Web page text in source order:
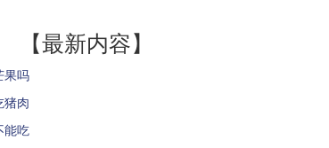
【最新内容】
果吗
猪肉
能吃